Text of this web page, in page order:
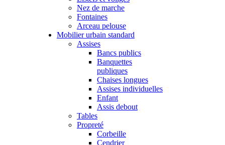
Nez de marche
Fontaines
Arceau pelouse
Mobilier urbain standard
Assises
Bancs publics
Banquettes
publiques
Chaises longues
Assises individuelles
Enfant
Assis debout
Tables
Propreté
Corbeille
Cendrier